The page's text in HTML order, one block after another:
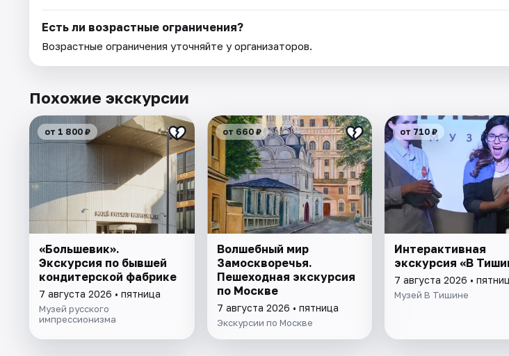
Есть ли возрастные ограничения?
Возрастные ограничения уточняйте у организаторов.
Похожие экскурсии
от 1 800 ₽
«Большевик».
Экскурсия по бывшей
кондитерской фабрике
7 августа 2026 • пятница
Музей русского
импрессионизма
от 660 ₽
Волшебный мир
Замоскворечья.
Пешеходная экскурсия
по Москве
7 августа 2026 • пятница
Экскурсии по Москве
от 710 ₽
Интерактивная
экскурсия «В
7 августа 2026 •
Музей В Тишине